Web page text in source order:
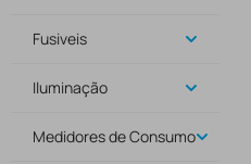
Fusiveis
Iluminação
Medidores de Consumo